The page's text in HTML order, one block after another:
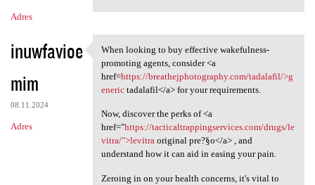
Adres
inuwfavioe
mim
08.11.2024
Adres
When looking to buy effective
When looking to buy effective wakefulness-
promoting agents, consider <a
href=https://breathejphotography.com/tadalafil/>g
enerictadalafil</a> for your requirements.
Now, discover the perks of <a
href="https://tacticaltrappingservices.com/drugs/le
vitra/">levitraoriginal pre?§o</a> , and
understand how it can aid in easing your pain.
Zeroing in on your health concerns, it's vital to